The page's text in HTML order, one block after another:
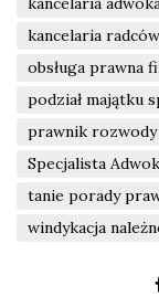
kancelaria
obsługa prawna
podział majątku
prawnik rozwody
Specjalista
tanie porady
windykacja